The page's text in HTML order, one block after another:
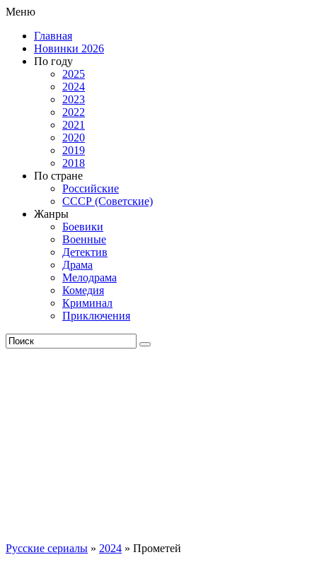
Меню
Главная
Новинки 2026
По году
2025
2024
2023
2022
2021
2020
2019
2018
По стране
Российские
СССР (Советские)
Жанры
Боевики
Военные
Детектив
Драма
Мелодрама
Комедия
Криминал
Приключения
Русские сериалы » 2024 » Прометей